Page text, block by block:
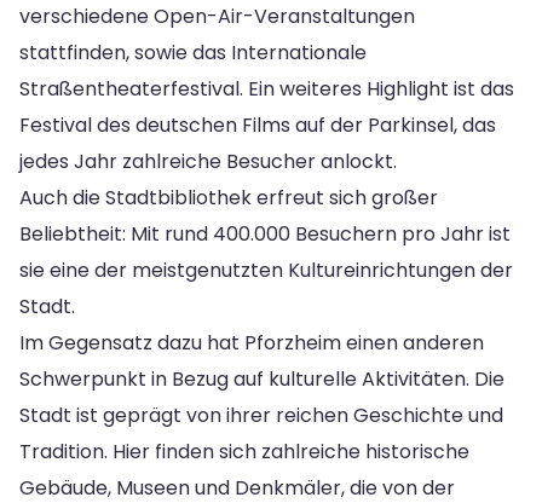
verschiedene Open-Air-Veranstaltungen
stattfinden, sowie das Internationale
Straßentheaterfestival. Ein weiteres Highlight ist das
Festival des deutschen Films auf der Parkinsel, das
jedes Jahr zahlreiche Besucher anlockt.
Auch die Stadtbibliothek erfreut sich großer
Beliebtheit: Mit rund 400.000 Besuchern pro Jahr ist
sie eine der meistgenutzten Kultureinrichtungen der
Stadt.
Im Gegensatz dazu hat Pforzheim einen anderen
Schwerpunkt in Bezug auf kulturelle Aktivitäten. Die
Stadt ist geprägt von ihrer reichen Geschichte und
Tradition. Hier finden sich zahlreiche historische
Gebäude, Museen und Denkmäler, die von der